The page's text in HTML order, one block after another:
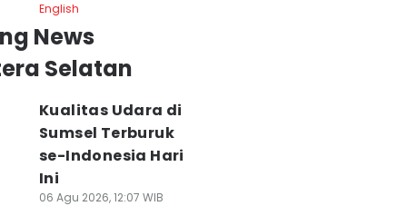
English
News
Selatan
Kualitas Udara di
Sumsel Terburuk
se-Indonesia Hari
Ini
06 Agu 2026, 12:07 WIB